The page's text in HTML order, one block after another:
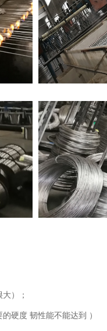
）；
硬度 韧性能不能达到 ）